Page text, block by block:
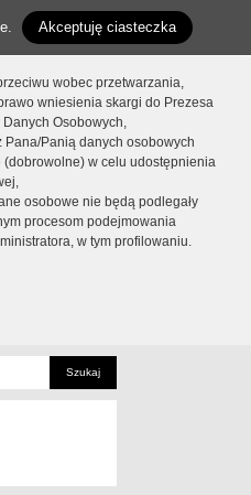
Akceptuję ciasteczka
wobec przetwarzania,
wniesienia skargi do Prezesa
Osobowych,
Pana/Panią danych osobowych
(dobrowolne) w celu udostępnienia
osobowe nie będą podlegały
procesom podejmowania
w tym profilowaniu.